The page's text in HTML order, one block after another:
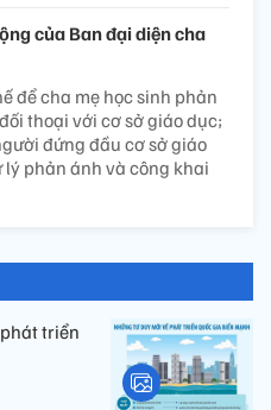
của Ban đại diện cha
để cha mẹ học sinh phản
thoại với cơ sở giáo dục;
đứng đầu cơ sở giáo
phản ánh và công khai
triển